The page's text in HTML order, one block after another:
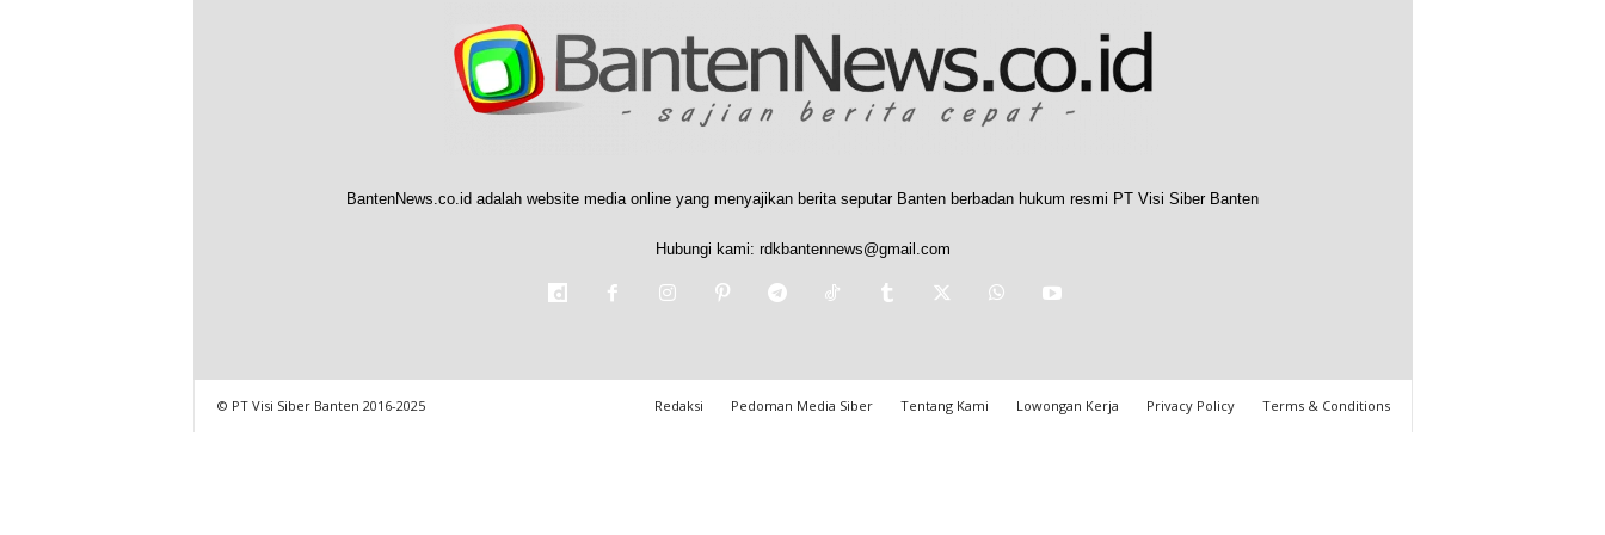
BantenNews.co.id adalah website media online yang menyajikan berita seputar Banten berbadan hukum resmi PT Visi Siber Banten
Hubungi kami: rdkbantennews@gmail.com
Redaksi Pedoman Media Siber Tentang Kami Lowongan Kerja Privacy Policy Terms & Conditions
© PT Visi Siber Banten 2016-2025